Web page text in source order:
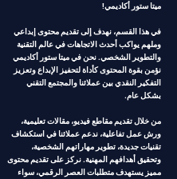
ميتا ستور أكاديمي!
في هذا القسم، نهدف إلى تقديم محتوى إبداعي
وملهم يواكب أحدث الاتجاهات في عالم التقنية
والتطوير الشخصي. نحن في ميتا ستور أكاديمي
نؤمن بقوة المحتوى كأداة لتحفيز الإبداع وتعزيز
التفكير النقدي بين عملائنا والمجتمع التقني
بشكل عام.
من خلال تقديم مقاطع فيديو، مقالات تعليمية،
ورش عمل تفاعلية، ندعم عملائنا في استكشاف
تقنيات جديدة، تطوير مهاراتهم الشخصية،
وتحقيق أهدافهم المهنية. نركز على تقديم محتوى
مميز يستهدف متطلبات العصر الرقمي، سواء